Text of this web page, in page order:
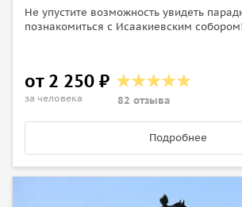
Не упустите возможность увидеть
познакомиться с Исаакиевским собором!
от 2 250 ₽
за человека 82 отзыва
Подробнее